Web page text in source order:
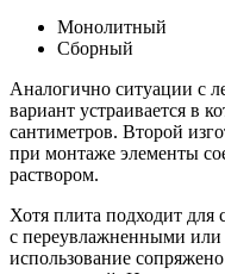
Монолитный
Сборный
Аналогично ситуации с
вариант устраивается в
сантиметров. Второй
при монтаже элементы
раствором.
Хотя плита подходит для
с переувлажненными
использование